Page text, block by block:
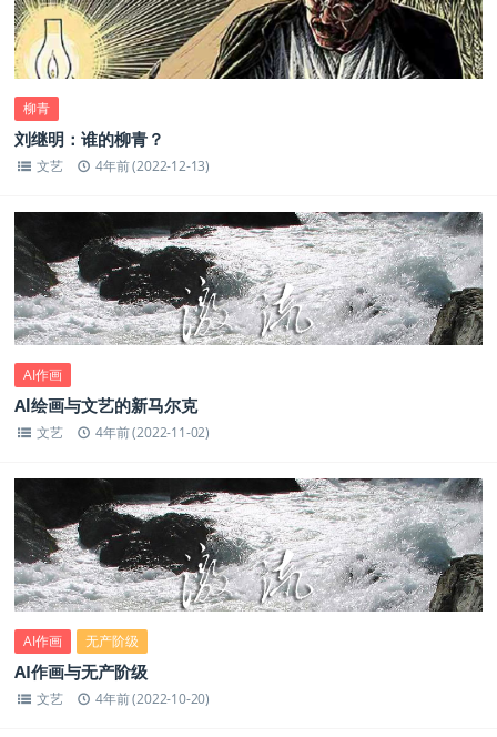
柳青
刘继明：谁的柳青？
文艺 4年前 (2022-12-13)
AI作画
Al绘画与文艺的新马尔克
文艺 4年前 (2022-11-02)
AI作画 无产阶级
AI作画与无产阶级
文艺 4年前 (2022-10-20)